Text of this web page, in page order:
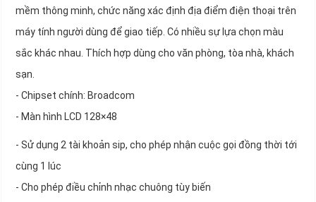
mềm thông minh, chức năng xác định địa điểm điện thoại trên
máy tính người dùng để giao tiếp. Có nhiều sự lựa chọn màu
sắc khác nhau. Thích hợp dùng cho văn phòng, tòa nhà, khách
sạn.
- Chipset chính: Broadcom
- Màn hình LCD 128×48
- Sử dụng 2 tài khoản sip, cho phép nhận cuộc gọi đồng thời tới
cùng 1 lúc
- Cho phép điều chỉnh nhạc chuông tùy biến